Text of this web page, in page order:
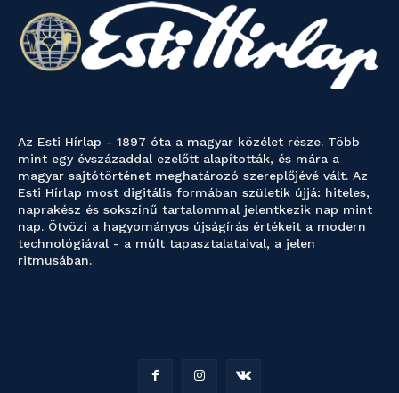
Az Esti Hírlap - 1897 óta a magyar közélet része. Több
mint egy évszázaddal ezelőtt alapították, és mára a
magyar sajtótörténet meghatározó szereplőjévé vált. Az
Esti Hírlap most digitális formában születik újjá: hiteles,
naprakész és sokszínű tartalommal jelentkezik nap mint
nap. Ötvözi a hagyományos újságírás értékeit a modern
technológiával - a múlt tapasztalataival, a jelen
ritmusában.